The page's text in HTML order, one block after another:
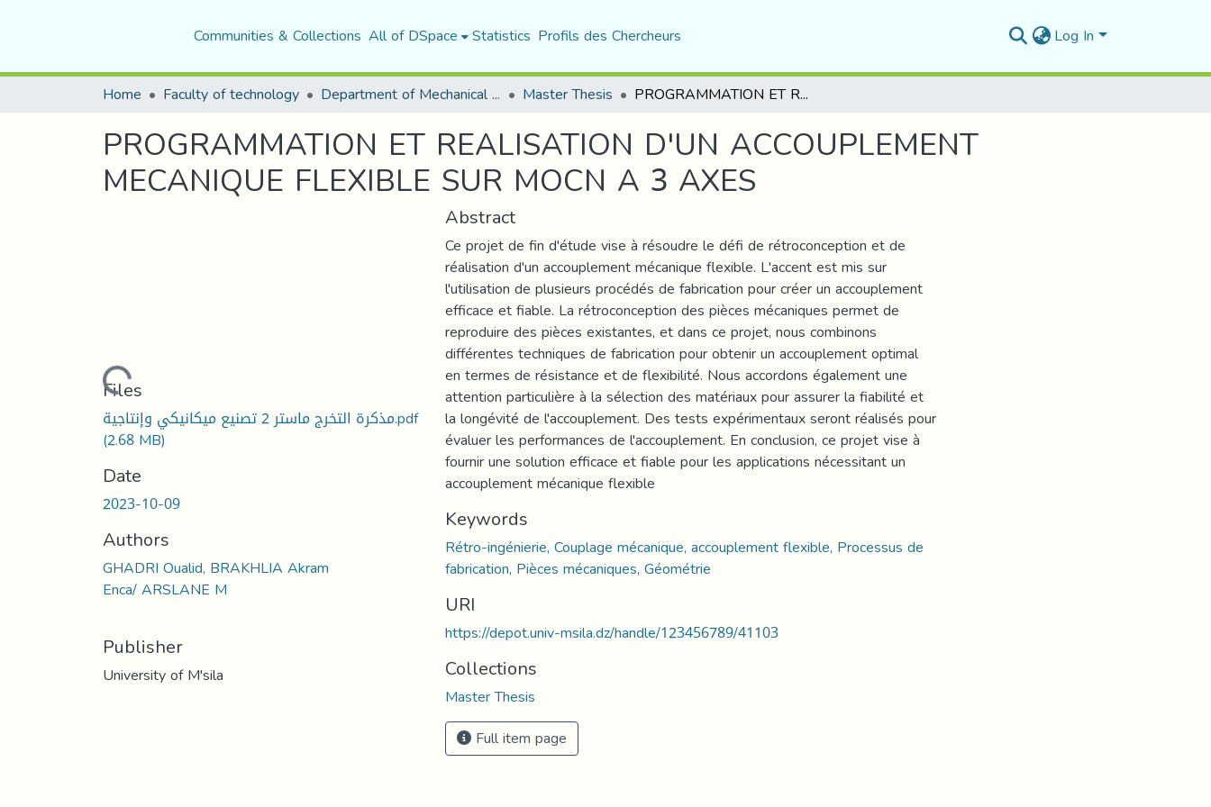
Communities & Collections All of DSpace Statistics Profils des Chercheurs Log In
Home Faculty of technology Department of Mechanical Engineering Master Thesis PROGRAMMATION ET REALISATION D'UN ACCOUPLEMENT MECANIQUE FLEXIBLE SUR MOCN A 3 AXES
PROGRAMMATION ET REALISATION D'UN ACCOUPLEMENT
MECANIQUE FLEXIBLE SUR MOCN A 3 AXES
Loading...
Files
مذكرة التخرج ماستر 2 تصنيع ميكانيكي وإنتاجية.pdf
(2.68 MB)
Date
2023-10-09
Authors
GHADRI Oualid, BRAKHLIA Akram
Enca/ ARSLANE M
Publisher
University of M'sila
Abstract
Ce projet de fin d'étude vise à résoudre le défi de rétroconception et de
réalisation d'un accouplement mécanique flexible. L'accent est mis sur
l'utilisation de plusieurs procédés de fabrication pour créer un accouplement
efficace et fiable. La rétroconception des pièces mécaniques permet de
reproduire des pièces existantes, et dans ce projet, nous combinons
différentes techniques de fabrication pour obtenir un accouplement optimal
en termes de résistance et de flexibilité. Nous accordons également une
attention particulière à la sélection des matériaux pour assurer la fiabilité et
la longévité de l'accouplement. Des tests expérimentaux seront réalisés pour
évaluer les performances de l'accouplement. En conclusion, ce projet vise à
fournir une solution efficace et fiable pour les applications nécessitant un
accouplement mécanique flexible
Keywords
Rétro-ingénierie, Couplage mécanique, accouplement flexible, Processus de
fabrication, Pièces mécaniques, Géométrie
URI
https://depot.univ-msila.dz/handle/123456789/41103
Collections
Master Thesis
Full item page